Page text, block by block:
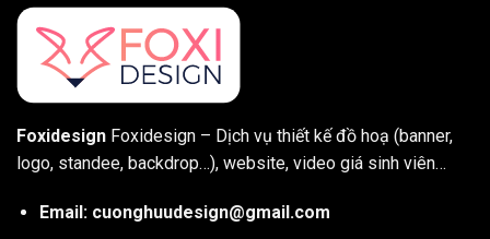
Foxidesign Foxidesign – Dịch vụ thiết kế đồ hoạ (banner,
logo, standee, backdrop…), website, video giá sinh viên…
Email: cuonghuudesign@gmail.com